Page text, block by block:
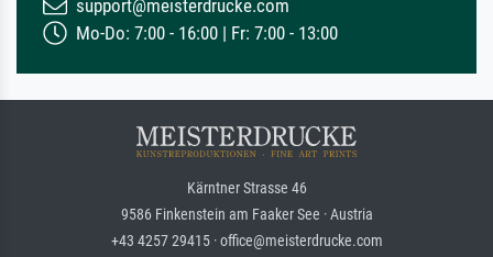
support@meisterdrucke.com
Mo-Do: 7:00 - 16:00 | Fr: 7:00 - 13:00
Kärntner Strasse 46
9586 Finkenstein am Faaker See · Austria
+43 4257 29415 · office@meisterdrucke.com